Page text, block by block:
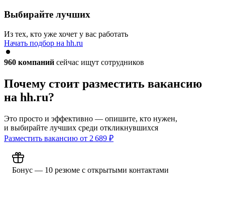
Выбирайте лучших
Из тех, кто уже хочет у вас работать
Начать подбор на hh.ru
960 компаний сейчас ищут сотрудников
Почему стоит разместить вакансию
на hh.ru?
Это просто и эффективно — опишите, кто нужен,
и выбирайте лучших среди откликнувшихся
Разместить вакансию от 2 689 ₽
Бонус — 10 резюме с открытыми контактами